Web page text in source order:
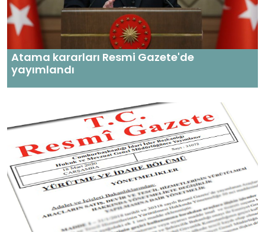
Atama kararları Resmi Gazete'de
yayımlandı